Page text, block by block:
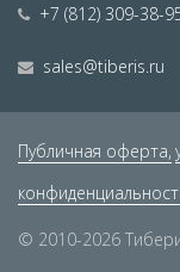
+7 (812) 309-38-
sales@tiberis.ru
Публичная оферта,
© 2010-2026